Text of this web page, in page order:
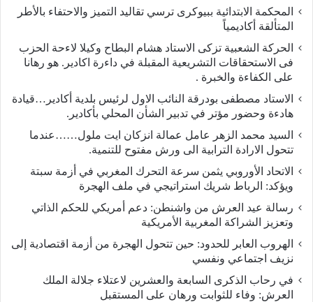
المحكمة الابتدائية ببيوكرى ترسي تقاليد التميز والاحتفاء بالأطر
المتألقة أكاديمياً
الحركة الشعبية تزكى الاستاد هشام البطاح وكيلا لاءحة الحزب
فى الاستحقاقات التشريعية المقبلة في داءرة اكادير. هو رهانا
على الكفاءة والخبرة .
الاستاد مصطفى بودرقة النائب الاول لرئيس بلدية أكادير…قيادة
هادءة وحضور مؤتر في تدبير الشأن المحلي بأكادير.
السيد محمد الزهر عامل عمالة انزكان ايت ملول……عندما
تتحول الارادة الترابية الى ورش مفتوح للتنمية.
الاتحاد الأوروبي يثمن سرعة التحرك المغربي في أزمة سبتة
ويؤكد: الرباط شريك استراتيجي في ملف الهجرة
رسالة عيد العرش من واشنطن: دعم أمريكي للحكم الذاتي
وتعزيز الشراكة المغربية الأمريكية
​الهروب العابر للحدود: حين تتحول الهجرة من أزمة اقتصادية إلى
نزيف اجتماعي ونفسي
في رحاب الذكرى السابعة والعشرين لاعتلاء جلالة الملك
العرش: وفاء للثوابت ورهان على المستقبل